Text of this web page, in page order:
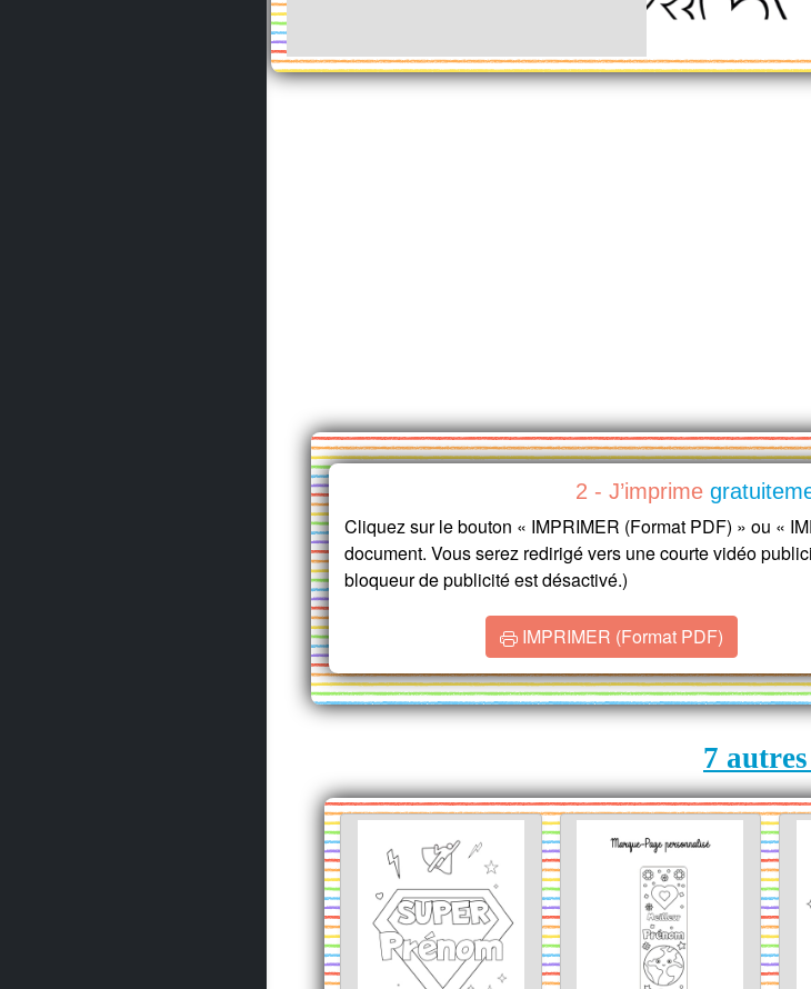
2 - J’imprime
Cliquez sur le bouton « IMPRIMER (Format PDF) » ou «
document. Vous serez redirigé vers une courte vidéo
bloqueur de publicité est désactivé.)
IMPRIMER (Format PDF)
7